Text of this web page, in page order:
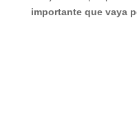
importante que vaya